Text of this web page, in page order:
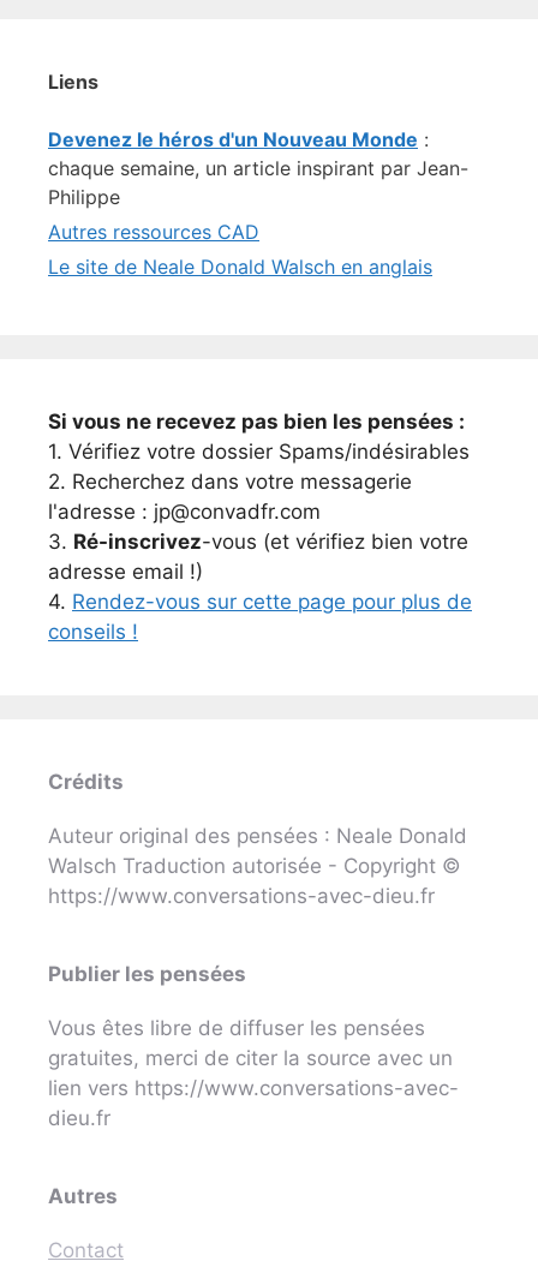
Liens
Devenez le héros d'un Nouveau Monde :
chaque semaine, un article inspirant par Jean-
Philippe
Autres ressources CAD
Le site de Neale Donald Walsch en anglais
Si vous ne recevez pas bien les pensées :
1. Vérifiez votre dossier Spams/indésirables
2. Recherchez dans votre messagerie
l'adresse : jp@convadfr.com
3. Ré-inscrivez-vous (et vérifiez bien votre
adresse email !)
4. Rendez-vous sur cette page pour plus de
conseils !
Crédits
Auteur original des pensées : Neale Donald
Walsch Traduction autorisée - Copyright ©
https://www.conversations-avec-dieu.fr
Publier les pensées
Vous êtes libre de diffuser les pensées
gratuites, merci de citer la source avec un
lien vers https://www.conversations-avec-
dieu.fr
Autres
Contact